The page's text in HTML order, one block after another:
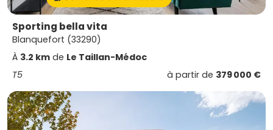
Sporting bella vita
Blanquefort (33290)
À 3.2 km de Le Taillan-Médoc
T5
à partir de 379 000 €